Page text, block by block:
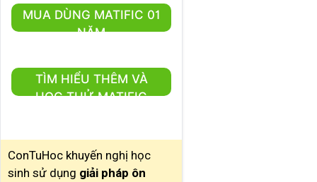
MUA DÙNG MATIFIC 01
NĂM
TÌM HIỂU THÊM VÀ
HỌC THỬ MATIFIC
ConTuHoc khuyến nghị học
sinh sử dụng giải pháp ôn